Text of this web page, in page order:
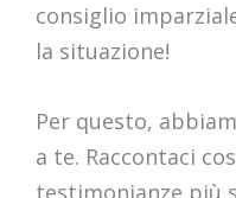
consiglio
la situazione!
Per questo,
a te. Raccontaci
testimonianze più